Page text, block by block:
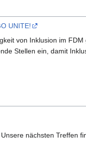
UNITE!
von Inklusion im
Stellen ein, damit
nächsten Treffen